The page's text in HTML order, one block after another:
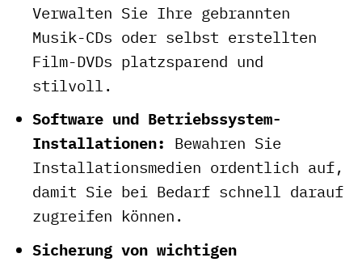
Verwalten Sie Ihre gebrannten
Musik-CDs oder selbst erstellten
Film-DVDs platzsparend und
stilvoll.
Software und Betriebssystem-
Installationen: Bewahren Sie
Installationsmedien ordentlich auf,
damit Sie bei Bedarf schnell darauf
zugreifen können.
Sicherung von wichtigen